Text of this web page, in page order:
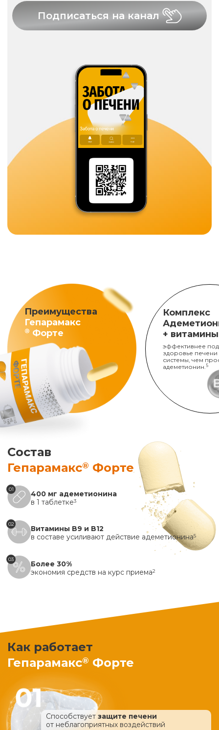
Подписаться на канал
Преимущества
Гепарамакс
® Форте
Комплекс
+
эффективнее
здоровье печени
системы, чем
адеметионин. 5
Состав
Гепарамакс® Форте
01
400 мг адеметионина
в 1 таблетке3
02
Витамины B9 и B12
в составе усиливают действие адеметионина5
03
Более 30%
экономия средств на курс приема2
Как работает
Гепарамакс® Форте
Способствует защите печени
от неблагоприятных воздействий